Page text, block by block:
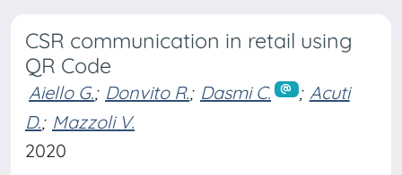
CSR communication in retail using
QR Code
Aiello G.; Donvito R.; Dasmi C. ; Acuti
D.; Mazzoli V.
2020